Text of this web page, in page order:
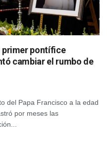
primer pontífice
cambiar el rumbo de
del Papa Francisco a la edad
por meses las